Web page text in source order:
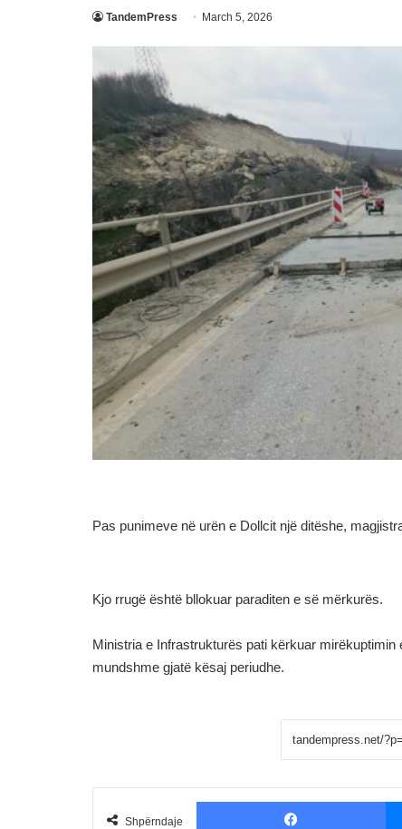
TandemPress March 5, 2026
Pas punimeve në urën e Dollcit një ditëshe,
Kjo rrugë është bllokuar paraditen e së mërkurës.
Ministria e Infrastrukturës pati kërkuar
mundshme gjatë kësaj periudhe.
Shpërndaje